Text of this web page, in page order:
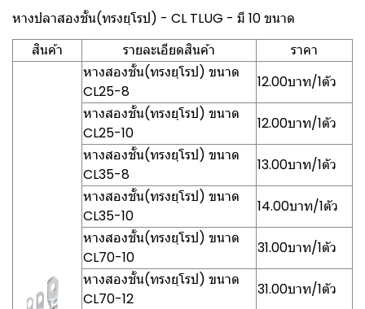
หางปลาสองชั้น(ทรงยุโรป) - CL TLUG - มี 10 ขนาด
สินค้า
รายละเอียดสินค้า
ราคา
หางสองชั้น(ทรงยุโรป) ขนาด
CL25-8
12.00บาท/1ตัว
หางสองชั้น(ทรงยุโรป) ขนาด
CL25-10
12.00บาท/1ตัว
หางสองชั้น(ทรงยุโรป) ขนาด
CL35-8
13.00บาท/1ตัว
หางสองชั้น(ทรงยุโรป) ขนาด
CL35-10
14.00บาท/1ตัว
หางสองชั้น(ทรงยุโรป) ขนาด
CL70-10
31.00บาท/1ตัว
หางสองชั้น(ทรงยุโรป) ขนาด
CL70-12
31.00บาท/1ตัว